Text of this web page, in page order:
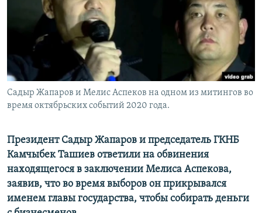
Садыр Жапаров и Мелис Аспеков на одном из митингов во
время октябрьских событий 2020 года.
Президент Садыр Жапаров и председатель ГКНБ
Камчыбек Ташиев ответили на обвинения
находящегося в заключении Мелиса Аспекова,
заявив, что во время выборов он прикрывался
именем главы государства, чтобы собирать деньги